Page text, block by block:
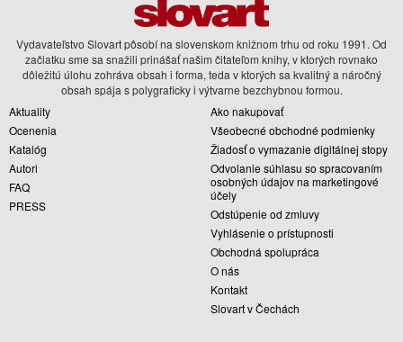
Vydavateľstvo Slovart pôsobí na slovenskom knižnom trhu od roku 1991. Od
začiatku sme sa snažili prinášať našim čitateľom knihy, v ktorých rovnako
dôležitú úlohu zohráva obsah i forma, teda v ktorých sa kvalitný a náročný
obsah spája s polygraficky i výtvarne bezchybnou formou.
Aktuality
Ocenenia
Katalóg
Autori
FAQ
PRESS
Ako nakupovať
Všeobecné obchodné podmienky
Žiadosť o vymazanie digitálnej stopy
Odvolanie súhlasu so spracovaním
osobných údajov na marketingové
účely
Odstúpenie od zmluvy
Vyhlásenie o prístupnosti
Obchodná spolupráca
O nás
Kontakt
Slovart v Čechách